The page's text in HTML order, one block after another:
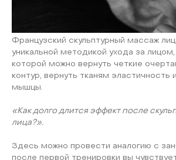
Французский скульптурный массаж
уникальной методикой ухода за
которой можно вернуть четкие
контур, вернуть тканям эластичность
мышцы.
«Как долго длится эффект после
лица?».
Здесь можно провести аналогию с
после первой тренировки вы